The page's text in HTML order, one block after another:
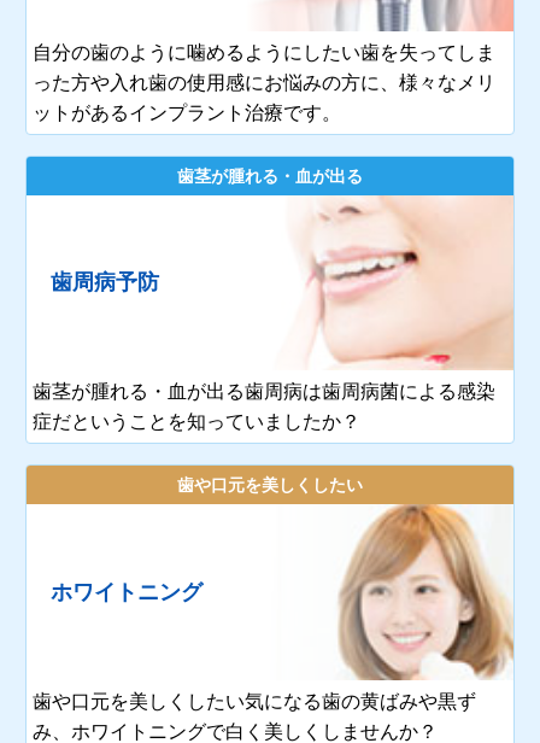
自分の歯のように噛めるようにしたい歯を失ってしま
った方や入れ歯の使用感にお悩みの方に、様々なメリ
ットがあるインプラント治療です。
歯茎が腫れる・血が出る
歯周病予防
歯茎が腫れる・血が出る歯周病は歯周病菌による感染
症だということを知っていましたか？
歯や口元を美しくしたい
ホワイトニング
歯や口元を美しくしたい気になる歯の黄ばみや黒ず
み、ホワイトニングで白く美しくしませんか？